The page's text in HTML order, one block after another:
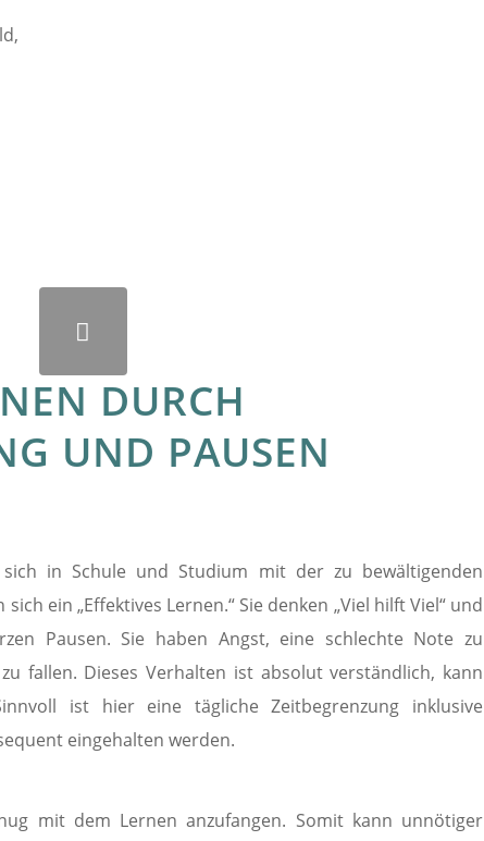
DURCH
UND PAUSEN
in Schule und Studium mit der zu bewältigenden
ein „Effektives Lernen.“ Sie denken „Viel hilft Viel“ und
Pausen. Sie haben Angst, eine schlechte Note zu
fallen. Dieses Verhalten ist absolut verständlich, kann
ist hier eine tägliche Zeitbegrenzung inklusive
eingehalten werden.
mit dem Lernen anzufangen. Somit kann unnötiger